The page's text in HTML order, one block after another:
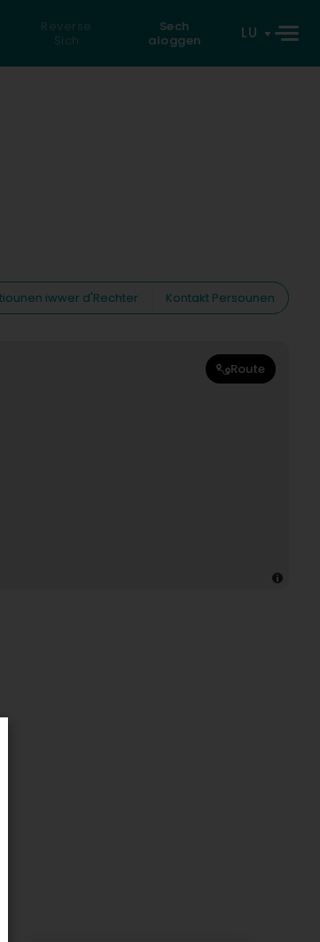
Reverse
Sich
Sech
aloggen
LU
iwwer d'Rechter
Kontakt Persounen
Route